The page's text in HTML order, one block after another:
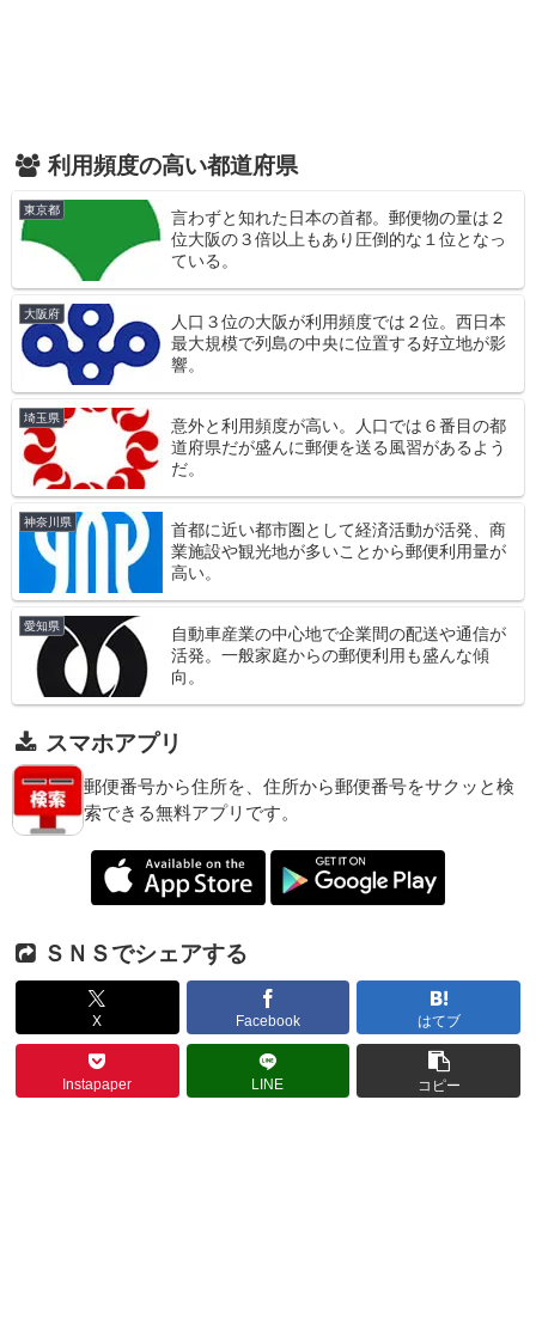
利用頻度の高い都道府県
東京都
言わずと知れた日本の首都。郵便物の量は２
位大阪の３倍以上もあり圧倒的な１位となっ
ている。
大阪府
人口３位の大阪が利用頻度では２位。西日本
最大規模で列島の中央に位置する好立地が影
響。
埼玉県
意外と利用頻度が高い。人口では６番目の都
道府県だが盛んに郵便を送る風習があるよう
だ。
神奈川県
首都に近い都市圏として経済活動が活発、商
業施設や観光地が多いことから郵便利用量が
高い。
愛知県
自動車産業の中心地で企業間の配送や通信が
活発。一般家庭からの郵便利用も盛んな傾
向。
スマホアプリ
郵便番号から住所を、住所から郵便番号をサクッと検
索できる無料アプリです。
ＳＮＳでシェアする
X Facebook はてブ
Instapaper LINE コピー